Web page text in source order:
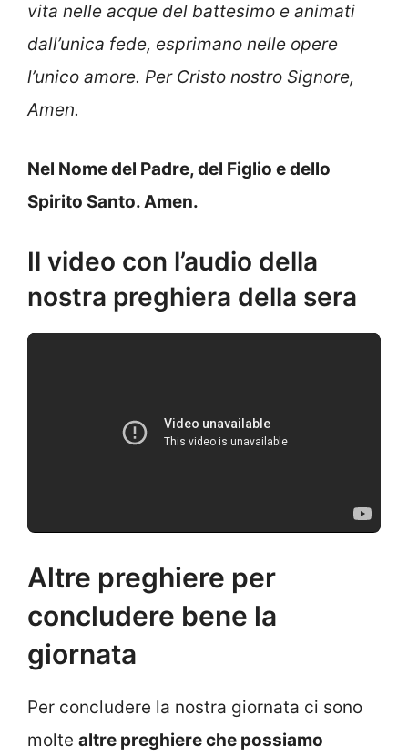
vita nelle acque del battesimo e animati
dall’unica fede, esprimano nelle opere
l’unico amore. Per Cristo nostro Signore,
Amen.
Nel Nome del Padre, del Figlio e dello
Spirito Santo. Amen.
Il video con l’audio della
nostra preghiera della sera
Altre preghiere per
concludere bene la
giornata
Per concludere la nostra giornata ci sono
molte altre preghiere che possiamo